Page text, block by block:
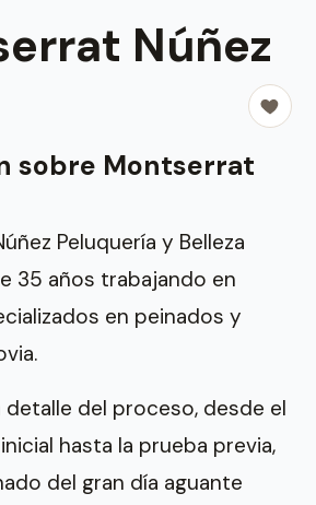
Núñez
sobre Montserrat
Peluquería y Belleza
35 años trabajando en
en peinados y
detalle del proceso, desde el
hasta la prueba previa,
del gran día aguante